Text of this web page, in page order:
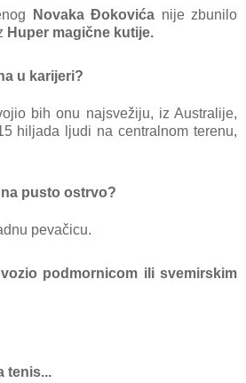
Novaka Đokovića nije zbunilo
Huper magične kutije.
u karijeri?
bih onu najsvežiju, iz Australije,
hiljada ljudi na centralnom terenu,
pusto ostrvo?
pevačicu.
podmornicom ili svemirskim
tenis...